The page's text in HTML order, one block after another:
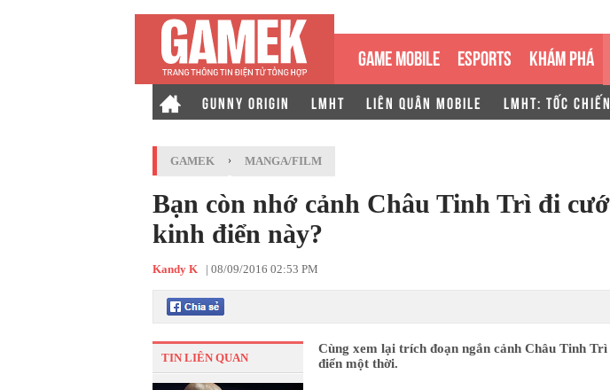
GAME MOBILE ESPORTS KHÁM PHÁ
GUNNY ORIGIN LMHT LIÊN QUÂN MOBILE LMHT: TỐC CHIẾN
GAMEK › MANGA/FILM
Bạn còn nhớ cảnh Châu Tinh Trì đi
kinh điển này?
Kandy K | 08/09/2016 02:53 PM
TIN LIÊN QUAN
Cùng xem lại trích đoạn ngắn cảnh Châu Tinh
điển một thời.